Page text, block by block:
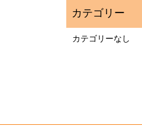
カテゴリーなし